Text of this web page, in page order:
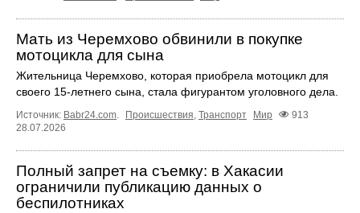
Мать из Черемхово обвинили в покупке
мотоцикла для сына
Жительница Черемхово, которая приобрела мотоцикл для
своего 15‑летнего сына, стала фигурантом уголовного дела.
Источник: Babr24.com. Происшествия, Транспорт Мир
913
28.07.2026
Полный запрет на съемку: в Хакасии
ограничили публикацию данных о
беспилотниках